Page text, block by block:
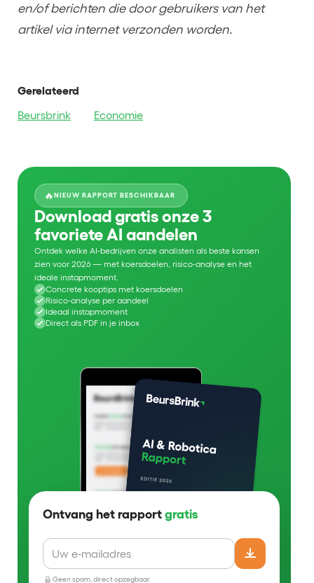
en/of berichten die door gebruikers van het
artikel via internet verzonden worden.
Gerelateerd
Beursbrink
Economie
🔥NIEUW RAPPORT BESCHIKBAAR
Download gratis onze 3
favoriete AI aandelen
Ontdek welke AI-bedrijven onze analisten als beste kansen
zien voor 2026 — met koersdoelen, risico-analyse en het
ideale instapmoment.
Concrete kooptips met koersdoelen
Risico-analyse per aandeel
Ideaal instapmoment
Direct als PDF in je inbox
Ontvang het rapport gratis
Geen spam, direct opzegbaar.